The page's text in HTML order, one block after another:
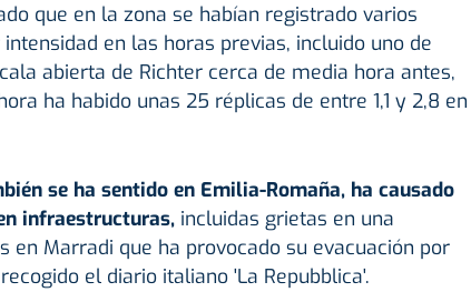
que en la zona se habían registrado varios
en las horas previas, incluido uno de
abierta de Richter cerca de media hora antes,
ha habido unas 25 réplicas de entre 1,1 y 2,8 en
se ha sentido en Emilia-Romaña, ha causado
infraestructuras,incluidas grietas en una
en Marradi que ha provocado su evacuación por
el diario italiano 'La Repubblica'.